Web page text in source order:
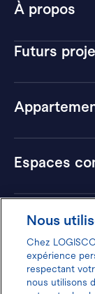
À propos
Futurs
Espaces
Hôtels
Nous
Chez
expérience
respectant
nous utilisons